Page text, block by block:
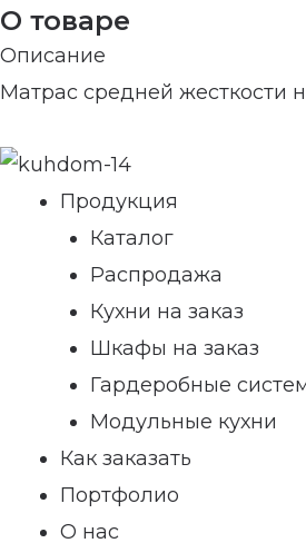
О товаре
Описание
Матрас средней жесткости
Продукция
Каталог
Распродажа
Кухни на заказ
Шкафы на заказ
Гардеробные
Модульные кухни
Как заказать
Портфолио
О нас